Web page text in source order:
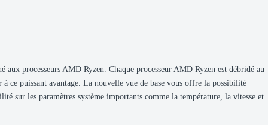
processeurs AMD Ryzen. Chaque processeur AMD Ryzen est débridé au
ce puissant avantage. La nouvelle vue de base vous offre la possibilité
sur les paramètres système importants comme la température, la vitesse et